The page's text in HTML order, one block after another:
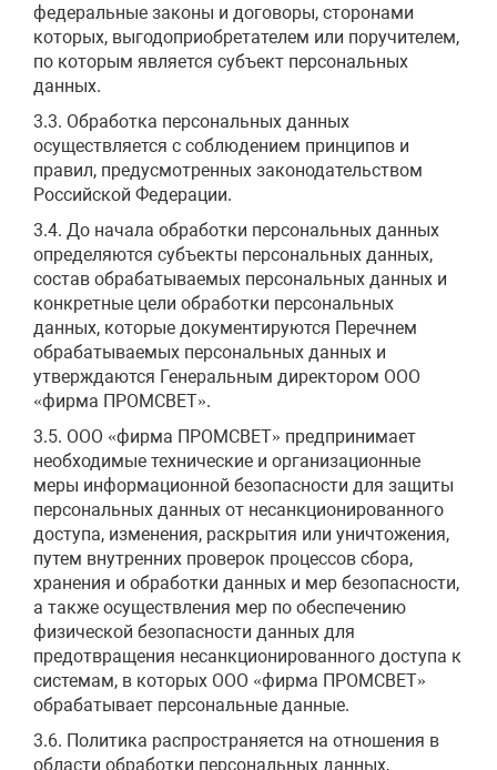
федеральные законы и договоры, сторонами
которых, выгодоприобретателем или поручителем,
по которым является субъект персональных
данных.
3.3. Обработка персональных данных
осуществляется с соблюдением принципов и
правил, предусмотренных законодательством
Российской Федерации.
3.4. До начала обработки персональных данных
определяются субъекты персональных данных,
состав обрабатываемых персональных данных и
конкретные цели обработки персональных
данных, которые документируются Перечнем
обрабатываемых персональных данных и
утверждаются Генеральным директором ООО
«фирма ПРОМСВЕТ».
3.5. ООО «фирма ПРОМСВЕТ» предпринимает
необходимые технические и организационные
меры информационной безопасности для защиты
персональных данных от несанкционированного
доступа, изменения, раскрытия или уничтожения,
путем внутренних проверок процессов сбора,
хранения и обработки данных и мер безопасности,
а также осуществления мер по обеспечению
физической безопасности данных для
предотвращения несанкционированного доступа к
системам, в которых ООО «фирма ПРОМСВЕТ»
обрабатывает персональные данные.
3.6. Политика распространяется на отношения в
области обработки персональных данных,